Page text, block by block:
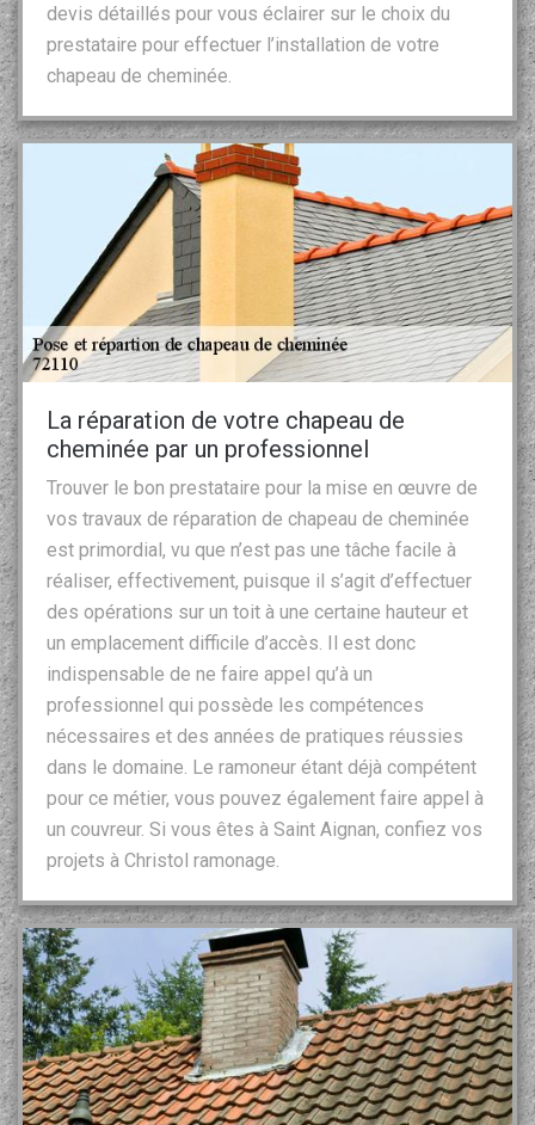
devis détaillés pour vous éclairer sur le choix du
prestataire pour effectuer l’installation de votre
chapeau de cheminée.
La réparation de votre chapeau de
cheminée par un professionnel
Trouver le bon prestataire pour la mise en œuvre de
vos travaux de réparation de chapeau de cheminée
est primordial, vu que n’est pas une tâche facile à
réaliser, effectivement, puisque il s’agit d’effectuer
des opérations sur un toit à une certaine hauteur et
un emplacement difficile d’accès. Il est donc
indispensable de ne faire appel qu’à un
professionnel qui possède les compétences
nécessaires et des années de pratiques réussies
dans le domaine. Le ramoneur étant déjà compétent
pour ce métier, vous pouvez également faire appel à
un couvreur. Si vous êtes à Saint Aignan, confiez vos
projets à Christol ramonage.